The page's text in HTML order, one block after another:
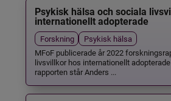
Psykisk hälsa och sociala
internationellt adopterade
Forskning
Psykisk hälsa
MFoF publicerade år 2022
livsvillkor hos internationellt
rapporten står Anders ...